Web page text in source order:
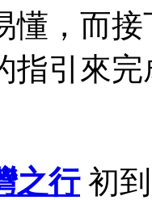
懂，而
指引來完
之行初到